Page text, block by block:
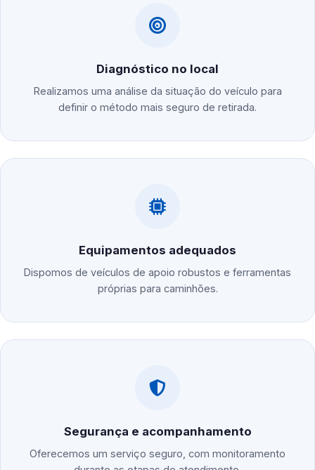
Diagnóstico no local
Realizamos uma análise da situação do veículo para
definir o método mais seguro de retirada.
Equipamentos adequados
Dispomos de veículos de apoio robustos e ferramentas
próprias para caminhões.
Segurança e acompanhamento
Oferecemos um serviço seguro, com monitoramento